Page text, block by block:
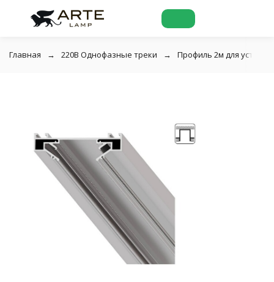
Главная 220В Однофазные треки Профиль 2м для